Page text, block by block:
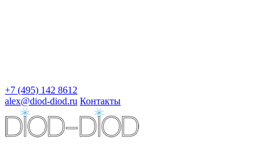
+7 (495) 142 8612
alex@diod-diod.ru Контакты